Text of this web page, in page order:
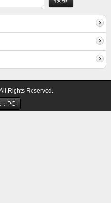
Rights Reserved.
：PC